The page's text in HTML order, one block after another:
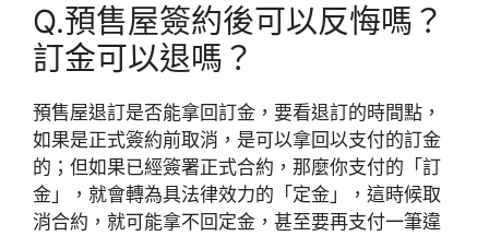
Q.預售屋簽約後可以反悔嗎？
訂金可以退嗎？
預售屋退訂是否能拿回訂金，要看退訂的時間點，
如果是正式簽約前取消，是可以拿回以支付的訂金
的；但如果已經簽署正式合約，那麼你支付的「訂
金」，就會轉為具法律效力的「定金」，這時候取
消合約，就可能拿不回定金，甚至要再支付一筆違